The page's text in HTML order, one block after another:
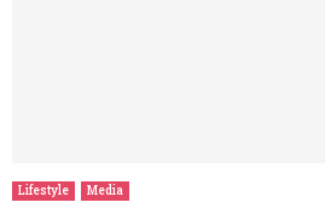
Lifestyle Media